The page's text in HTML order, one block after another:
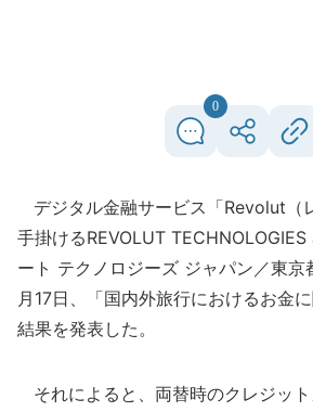
0
デジタル金融サービス「Revolut（
手掛けるREVOLUT
ート テクノロジーズ ジャパン／東
月17日、「国内外旅行におけるお金
結果を発表した。
それによると、両替時のクレジッ